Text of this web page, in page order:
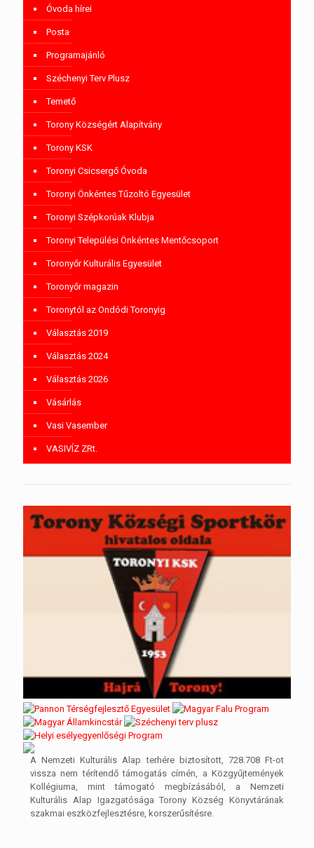
Óvoda hírei
Posta
Programajánló
Széchenyi Terv Plusz
Temető
Torony Községért Alapítvány
Torony KSK
Toronyi Csicsergő Óvoda
Toronyi Önkéntes Tűzoltó Egyesület
Toronyi Szépkorúak Klubja
Toronyi Települési Önkéntes Mentőcsoport
Toronyőr Kulturális Egyesület
Toronyőr magazin
Toronytól az Ondódi Toronyig
Választás 2019
Választás 2024
Választás 2026
Vásárlás
Vasi Vasember
VASIVÍZ ZRt.
A Nemzeti Kulturális Alap terhére biztosított, 728.708 Ft-ot
vissza nem térítendő támogatás címén, a Közgyűjtemények
Kollégiuma, mint támogató megbízásából, a Nemzeti
Kulturális Alap Igazgatósága Torony Község Könyvtárának
szakmai eszközfejlesztésre, korszerűsítésre.